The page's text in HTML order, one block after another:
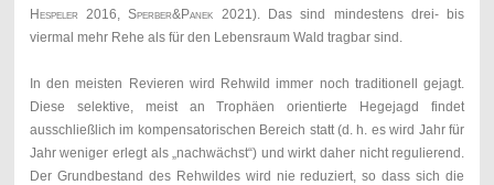
Hespeler 2016,Sperber&Panek 2021). Das sind mindestens drei- bis
viermal mehr Rehe als für den Lebensraum Wald tragbar sind.
In den meisten Revieren wird Rehwild immer noch traditionell gejagt.
Diese selektive, meist an Trophäen orientierte Hegejagd findet
ausschließlich im kompensatorischen Bereich statt (d. h. es wird Jahr für
Jahr weniger erlegt als „nachwächst“) und wirkt daher nicht regulierend.
Der Grundbestand des Rehwildes wird nie reduziert, so dass sich die